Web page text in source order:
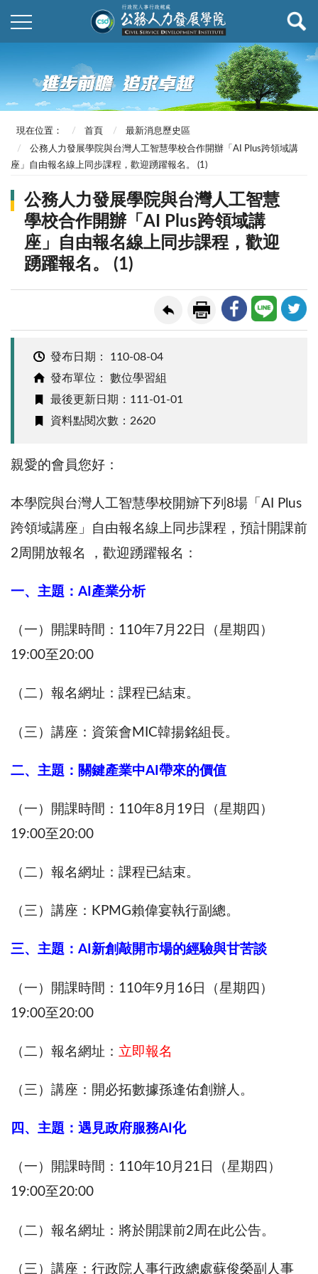
現在位置： 首頁
最新消息歷史區
公務人力發展學院與台灣人工智慧學校合作開辦「AI Plus跨領域講
座」自由報名線上同步課程，歡迎踴躍報名。 (1)
公務人力發展學院與台灣人工智慧
學校合作開辦「AI Plus跨領域講
座」自由報名線上同步課程，歡迎
踴躍報名。 (1)
發布日期： 110-08-04
發布單位： 數位學習組
最後更新日期：111-01-01
資料點閱次數：2620
親愛的會員您好：
本學院與台灣人工智慧學校開辧下列8場「AI Plus
跨領域講座」自由報名線上同步課程，預計開課前
2周開放報名 ，歡迎踴躍報名：
一、主題：AI產業分析
（一）開課時間：110年7月22日（星期四）
19:00至20:00
（二）報名網址：課程已結束。
（三）講座：資策會MIC韓揚銘組長。
二、主題：關鍵產業中AI帶來的價值
（一）開課時間：110年8月19日（星期四）
19:00至20:00
（二）報名網址：課程已結束。
（三）講座：KPMG賴偉宴執行副總。
三、主題：AI新創敲開市場的經驗與甘苦談
（一）開課時間：110年9月16日（星期四）
19:00至20:00
（二）報名網址： 立即報名
（三）講座：開必拓數據孫逢佑創辦人。
四、主題：遇見政府服務AI化
（一）開課時間：110年10月21日（星期四）
19:00至20:00
（二）報名網址：將於開課前2周在此公告。
（三）講座：行政院人事行政總處蘇俊榮副人事